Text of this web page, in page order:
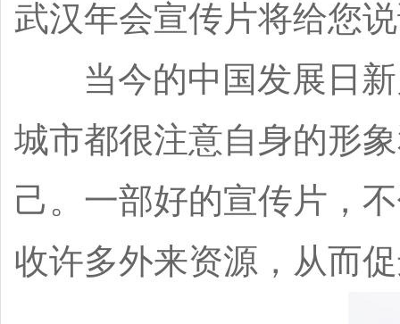
武汉年会宣传片将给您
当今的中国发展日新
城市都很注意自身的形
己。一部好的宣传片，
收许多外来资源，从而